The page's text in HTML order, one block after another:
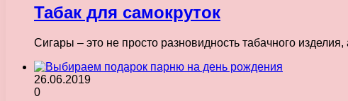
Табак для самокруток
Сигары – это не просто разновидность табачного
26.06.2019
0